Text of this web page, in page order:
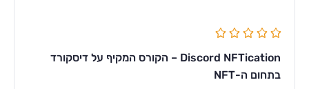
Discord NFTication – הקורס המקיף על דיסקורד
בתחום ה-NFT